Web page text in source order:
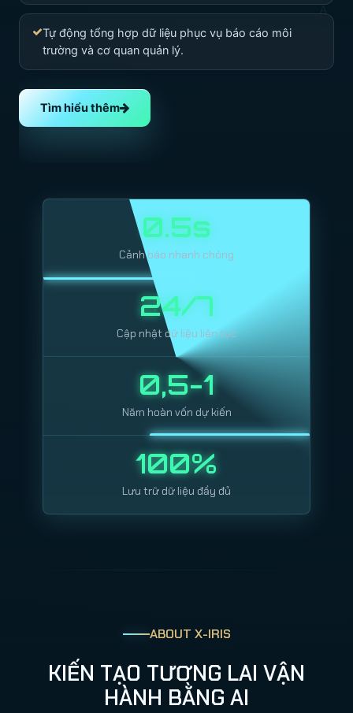
Tự động tổng hợp dữ liệu phục vụ báo cáo môi
trường và cơ quan quản lý.
Tìm hiểu thêm
0.5s
Cảnh báo nhanh chóng
24/7
Cập nhật dữ liệu liên tục
0,5-1
Năm hoàn vốn dự kiến
100%
Lưu trữ dữ liệu đầy đủ
ABOUT X-IRIS
KIẾN TẠO TƯƠNG LAI VẬN
HÀNH BẰNG AI